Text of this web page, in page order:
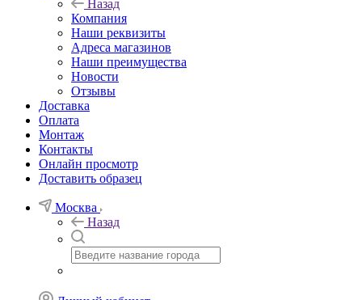
Назад
Компания
Наши реквизиты
Адреса магазинов
Наши преимущества
Новости
Отзывы
Доставка
Оплата
Монтаж
Контакты
Онлайн просмотр
Доставить образец
Москва
Назад